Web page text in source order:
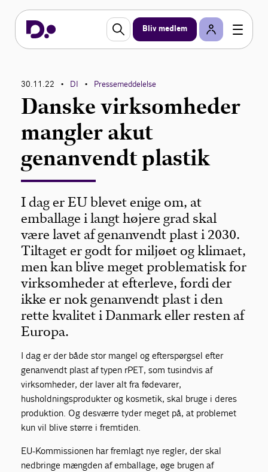
Bliv medlem
30.11.22 • DI • Pressemeddelelse
Danske virksomheder
mangler akut
genanvendt plastik
I dag er EU blevet enige om, at
emballage i langt højere grad skal
være lavet af genanvendt plast i 2030.
Tiltaget er godt for miljøet og klimaet,
men kan blive meget problematisk for
virksomheder at efterleve, fordi der
ikke er nok genanvendt plast i den
rette kvalitet i Danmark eller resten af
Europa.
I dag er der både stor mangel og efterspørgsel efter
genanvendt plast af typen rPET, som tusindvis af
virksomheder, der laver alt fra fødevarer,
husholdningsprodukter og kosmetik, skal bruge i deres
produktion. Og desværre tyder meget på, at problemet
kun vil blive større i fremtiden.
EU-Kommissionen har fremlagt nye regler, der skal
nedbringe mængden af emballage, øge brugen af